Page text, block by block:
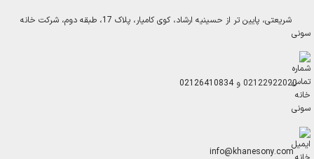
شریعتی، پایین تر از حسینیه ارشاد، کوی کامیار، پلاک 17، طبقه دوم، شرکت خانه
سونی
02122922020 و02126410834
info@khanesony.com